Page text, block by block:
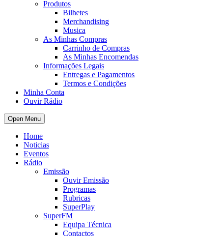
Produtos
Bilhetes
Merchandising
Musica
As Minhas Compras
Carrinho de Compras
As Minhas Encomendas
Informações Legais
Entregas e Pagamentos
Termos e Condições
Minha Conta
Ouvir Rádio
Open Menu
Home
Noticias
Eventos
Rádio
Emissão
Ouvir Emissão
Programas
Rubricas
SuperPlay
SuperFM
Equipa Técnica
Contactos